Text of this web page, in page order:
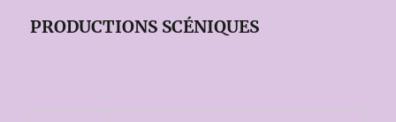
PRODUCTIONS SCÉNIQUES